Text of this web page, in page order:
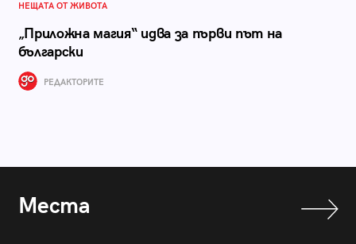
НЕЩАТА ОТ ЖИВОТА
„Приложна магия“ идва за първи път на
български
РЕДАКТОРИТЕ
Места